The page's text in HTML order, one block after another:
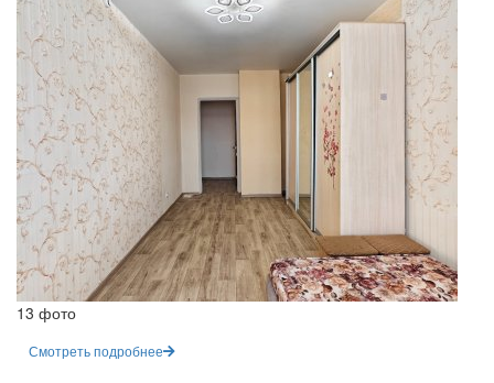
13 фото
Смотреть подробнее